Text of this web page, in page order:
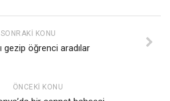
SONRAKI KONU
gezip öğrenci aradılar
ÖNCEKI KONU